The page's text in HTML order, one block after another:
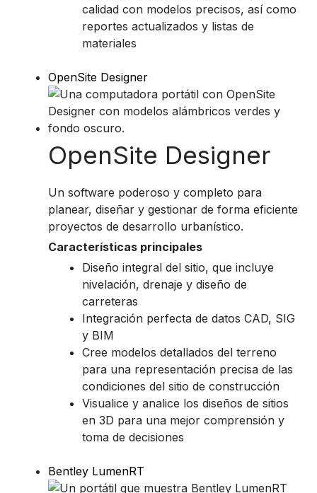
calidad con modelos precisos, así como
reportes actualizados y listas de
materiales
OpenSite Designer
OpenSite Designer
Un software poderoso y completo para
planear, diseñar y gestionar de forma eficiente
proyectos de desarrollo urbanístico.
Características principales
Diseño integral del sitio, que incluye
nivelación, drenaje y diseño de
carreteras
Integración perfecta de datos CAD, SIG
y BIM
Cree modelos detallados del terreno
para una representación precisa de las
condiciones del sitio de construcción
Visualice y analice los diseños de sitios
en 3D para una mejor comprensión y
toma de decisiones
Bentley LumenRT